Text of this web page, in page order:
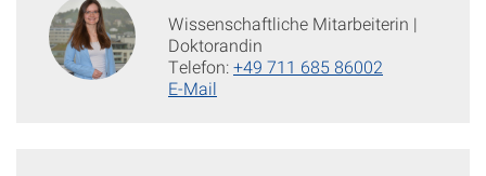
Wissenschaftliche Mitarbeiterin |
Doktorandin
Telefon:+49 711 685 86002
E-Mail